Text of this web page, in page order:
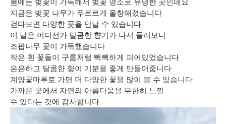
지금은 벚꽃 나무가 푸르르게 울창해졌습니다
걷다보면 다양한 꽃을 만날 수 있습니다
이 날은 어디선가 달콤한 향기가 나서 둘러보니
조팝나무 꽃이 가득했습니다
작은 흰 꽃들이 구름처럼 빽빽하게 피어있었습니다
은은하고 달콤한 향이 기분을 좋게 만들어줍니다
계양꽃마루로 가면 더 다양한 꽃을 많이 볼 수 있습니다
가까운 곳에서 자연의 아름다움을 무한히 느낄
수 있다는 것에 감사합니다